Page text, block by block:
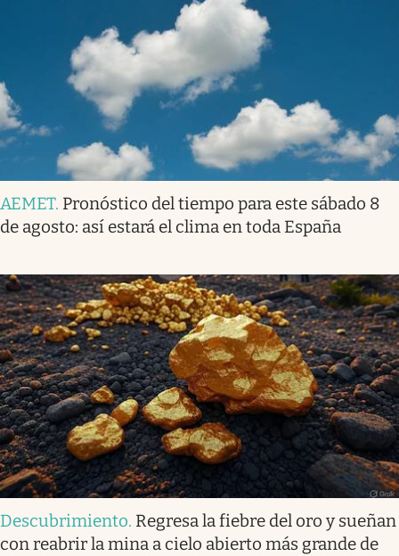
AEMET. Pronóstico del tiempo para este sábado 8
de agosto: así estará el clima en toda España
Descubrimiento. Regresa la fiebre del oro y sueñan
con reabrir la mina a cielo abierto más grande de